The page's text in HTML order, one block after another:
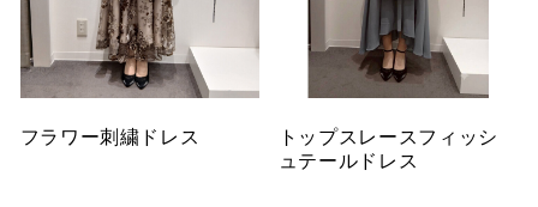
フラワー刺繍ドレス
トップスレースフィッシ
ュテールドレス